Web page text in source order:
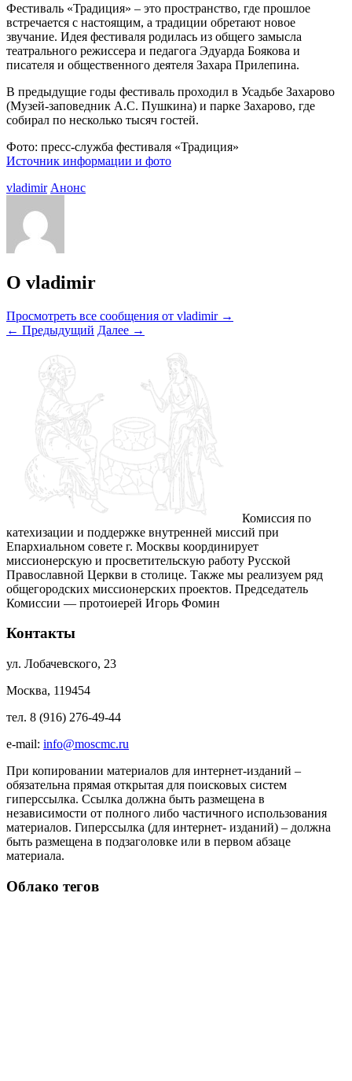
Фестиваль «Традиция» – это пространство, где прошлое
встречается с настоящим, а традиции обретают новое
звучание. Идея фестиваля родилась из общего замысла
театрального режиссера и педагога Эдуарда Боякова и
писателя и общественного деятеля Захара Прилепина.
В предыдущие годы фестиваль проходил в Усадьбе Захарово
(Музей-заповедник А.С. Пушкина) и парке Захарово, где
собирал по несколько тысяч гостей.
Фото: пресс-служба фестиваля «Традиция»
Источник информации и фото
vladimir Анонс
О vladimir
Просмотреть все сообщения от vladimir →
← Предыдущий Далее →
Комиссия по
катехизации и поддержке внутренней миссий при
Епархиальном совете г. Москвы координирует
миссионерскую и просветительскую работу Русской
Православной Церкви в столице. Также мы реализуем ряд
общегородских миссионерских проектов. Председатель
Комиссии — протоиерей Игорь Фомин
Контакты
ул. Лобачевского, 23
Москва, 119454
тел. 8 (916) 276-49-44
e-mail: info@moscmc.ru
При копировании материалов для интернет-изданий –
обязательна прямая открытая для поисковых систем
гиперссылка. Ссылка должна быть размещена в
независимости от полного либо частичного использования
материалов. Гиперссылка (для интернет- изданий) – должна
быть размещена в подзаголовке или в первом абзаце
материала.
Облако тегов